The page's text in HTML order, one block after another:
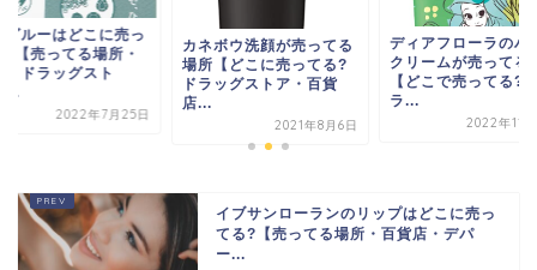
グルーはどこに売っ
?【売ってる場所・
・ドラッグスト
...
2022年7月25日
カネボウ洗顔が売ってる
場所【どこに売ってる?
ドラッグストア・百貨
店...
2021年8月6日
ディアフローラのハ
クリームが売ってる
【どこで売ってる?
ラ...
2022年11
イブサンローランのリップはどこに売っ
てる?【売ってる場所・百貨店・デパ
ー...